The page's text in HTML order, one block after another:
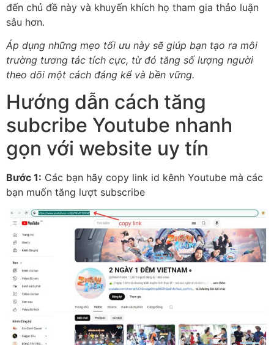
đến chủ đề này và khuyến khích họ tham gia thảo luận
sâu hơn.
Áp dụng những mẹo tối ưu này sẽ giúp bạn tạo ra môi
trường tương tác tích cực, từ đó tăng số lượng người
theo dõi một cách đáng kể và bền vững.
Hướng dẫn cách tăng
subcribe Youtube nhanh
gọn với website uy tín
Bước 1: Các bạn hãy copy link id kênh Youtube mà các
bạn muốn tăng lượt subscribe